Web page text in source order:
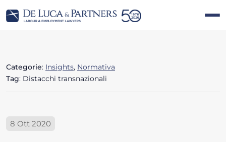
Categorie: Insights, Normativa
Tag: Distacchi transnazionali
8 Ott 2020